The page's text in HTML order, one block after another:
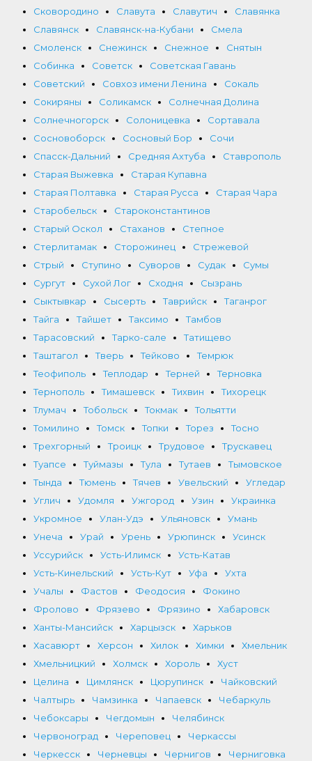
Сковородино
Славута Славутич
Славянка
Славянск
Славянск-на-Кубани
Смела
Смоленск
Снежинск Снежное
Снятын
Собинка
Советск
Советская Гавань
Советский
Совхоз имени Ленина
Сокаль
Сокиряны
Соликамск
Солнечная Долина
Солнечногорск
Солоницевка
Сортавала
Сосновоборск
Сосновый Бор
Сочи
Спасск-Дальний
Средняя Ахтуба
Ставрополь
Старая Выжевка
Старая Купавна
Старая Полтавка
Старая Русса
Старая Чара
Старобельск
Староконстантинов
Старый Оскол
Стаханов
Степное
Стерлитамак
Сторожинец
Стрежевой
Стрый
Ступино Суворов Судак
Сумы
Сургут
Сухой Лог Сходня
Сызрань
Сыктывкар
Сысерть Таврийск
Таганрог
Тайга
Тайшет Таксимо
Тамбов
Тарасовский
Тарко-сале
Татищево
Таштагол
Тверь Тейково
Темрюк
Теофиполь
Теплодар Терней
Терновка
Тернополь
Тимашевск Тихвин
Тихорецк
Тлумач
Тобольск Токмак
Тольятти
Томилино
Томск Топки Торез
Тосно
Трехгорный
Троицк Трудовое
Трускавец
Туапсе
Туймазы Тула Тутаев
Тымовское
Тында
Тюмень Тячев Увельский
Угледар
Углич
Удомля Ужгород Узин
Украинка
Укромное
Улан-Удэ Ульяновск
Умань
Унеча
Урай Урень Урюпинск
Усинск
Уссурийск
Усть-Илимск
Усть-Катав
Усть-Кинельский
Усть-Кут Уфа
Ухта
Учалы
Фастов Феодосия
Фокино
Фролово
Фрязево Фрязино
Хабаровск
Ханты-Мансийск
Харцызск
Харьков
Хасавюрт
Херсон Хилок Химки
Хмельник
Хмельницкий
Холмск Хороль
Хуст
Целина
Цимлянск Цюрупинск
Чайковский
Чалтырь
Чамзинка Чапаевск
Чебаркуль
Чебоксары
Чегдомын
Челябинск
Червоноград
Череповец
Черкассы
Черкесск
Черневцы Чернигов
Черниговка